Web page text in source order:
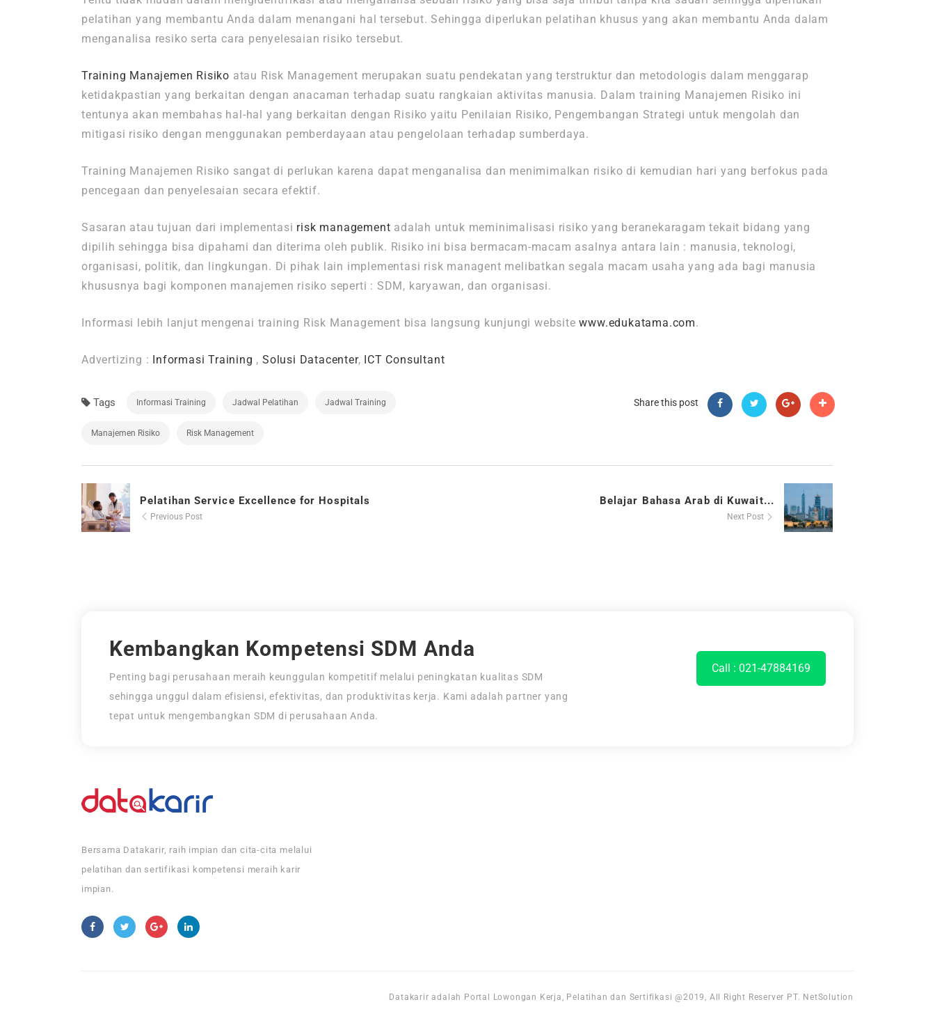
pelatihan yang membantu Anda dalam menangani hal tersebut. Sehingga diperlukan pelatihan khusus yang akan membantu Anda dalam
menganalisa resiko serta cara penyelesaian risiko tersebut.
Training Manajemen Risiko atau Risk Management merupakan suatu pendekatan yang terstruktur dan metodologis dalam menggarap
ketidakpastian yang berkaitan dengan anacaman terhadap suatu rangkaian aktivitas manusia. Dalam training Manajemen Risiko ini
tentunya akan membahas hal-hal yang berkaitan dengan Risiko yaitu Penilaian Risiko, Pengembangan Strategi untuk mengolah dan
mitigasi risiko dengan menggunakan pemberdayaan atau pengelolaan terhadap sumberdaya.
Training Manajemen Risiko sangat di perlukan karena dapat menganalisa dan menimimalkan risiko di kemudian hari yang berfokus pada
pencegaan dan penyelesaian secara efektif.
Sasaran atau tujuan dari implementasi risk management adalah untuk meminimalisasi risiko yang beranekaragam tekait bidang yang
dipilih sehingga bisa dipahami dan diterima oleh publik. Risiko ini bisa bermacam-macam asalnya antara lain : manusia, teknologi,
organisasi, politik, dan lingkungan. Di pihak lain implementasi risk managent melibatkan segala macam usaha yang ada bagi manusia
khususnya bagi komponen manajemen risiko seperti : SDM, karyawan, dan organisasi.
Informasi lebih lanjut mengenai training Risk Management bisa langsung kunjungi websitewww.edukatama.com.
Advertizing : Informasi Training ,Solusi Datacenter, ICT Consultant
Tags Informasi Training Jadwal Pelatihan Jadwal Training
Manajemen Risiko Risk Management
Share this post
Pelatihan Service Excellence for Hospitals
Previous Post
Belajar Bahasa Arab di Kuwait...
Next Post
Kembangkan Kompetensi SDM Anda
Penting bagi perusahaan meraih keunggulan kompetitif melalui peningkatan kualitas SDM
sehingga unggul dalam efisiensi, efektivitas, dan produktivitas kerja. Kami adalah partner yang
tepat untuk mengembangkan SDM di perusahaan Anda.
Call : 021-47884169
Bersama Datakarir, raih impian dan cita-cita melalui
pelatihan dan sertifikasi kompetensi meraih karir
impian.
Datakarir adalah Portal Lowongan Kerja, Pelatihan dan Sertifikasi @2019, All Right Reserver PT. NetSolution